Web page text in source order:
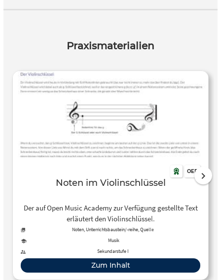
Praxismaterialien
OER
Noten im Violinschlüssel
Der auf Open Music Academy zur Verfügung gestellte Text
erläutert den Violinschlüssel.
Noten, Unterrichtsbaustein/-reihe, Quelle
Musik
Sekundarstufe I
Zum Inhalt